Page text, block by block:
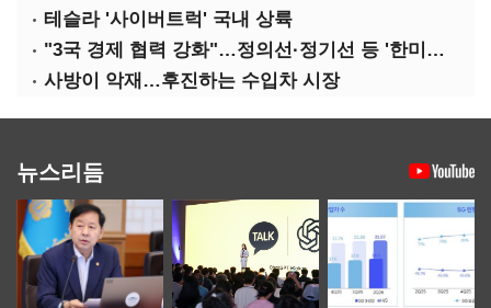
테슬라 '사이버트럭' 국내 상륙
"3국 경제 협력 강화"…정의선·정기선 등 '한미일 경제대화' 참석
사방이 악재…후진하는 수입차 시장
뉴스리듬